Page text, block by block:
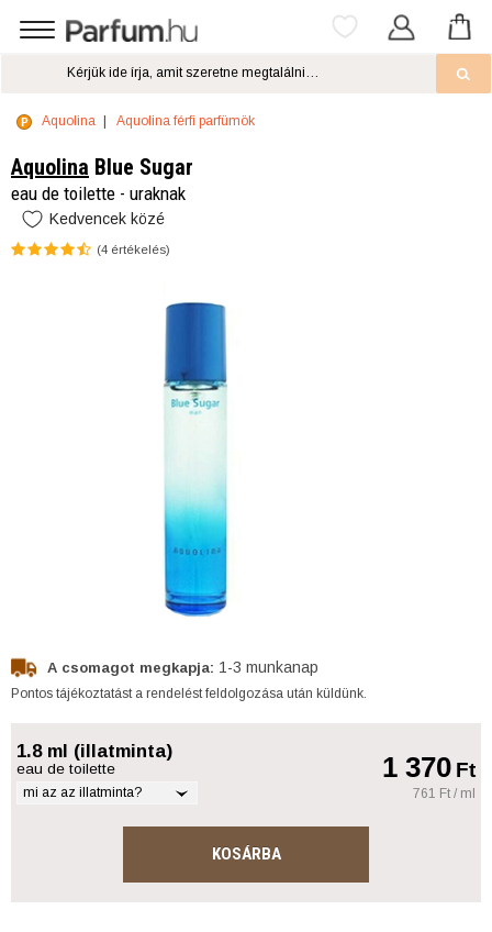
Aquolina Aquolina férfi parfümök
Aquolina Blue Sugar
eau de toilette - uraknak
Kedvencek közé
(4 értékelés)
A csomagot megkapja: 1-3 munkanap
Pontos tájékoztatást a rendelést feldolgozása után küldünk.
1.8 ml (illatminta)
eau de toilette
mi az az illatminta?
1 370Ft
761 Ft / ml
KOSÁRBA